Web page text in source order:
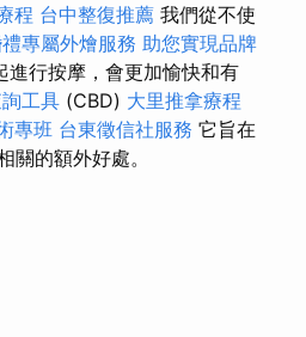
程 台中整復推薦 我們從不使
專屬外燴服務 助您實現品牌
進行按摩，會更加愉快和有
工具 (CBD) 大里推拿療程
專班 台東徵信社服務 它旨在
關的額外好處。